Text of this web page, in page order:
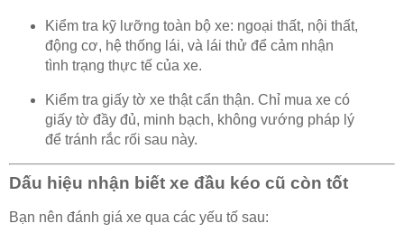
Kiểm tra kỹ lưỡng toàn bộ xe: ngoại thất, nội thất,
động cơ, hệ thống lái, và lái thử để cảm nhận
tình trạng thực tế của xe.
Kiểm tra giấy tờ xe thật cẩn thận. Chỉ mua xe có
giấy tờ đầy đủ, minh bạch, không vướng pháp lý
để tránh rắc rối sau này.
Dấu hiệu nhận biết xe đầu kéo cũ còn tốt
Bạn nên đánh giá xe qua các yếu tố sau: